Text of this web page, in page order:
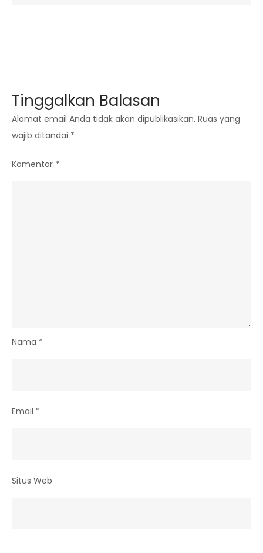
Tinggalkan Balasan
Alamat email Anda tidak akan dipublikasikan. Ruas yang
wajib ditandai *
Komentar *
Nama *
Email *
Situs Web